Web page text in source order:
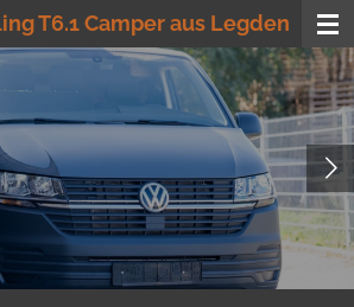
T6.1 Camper aus Legden